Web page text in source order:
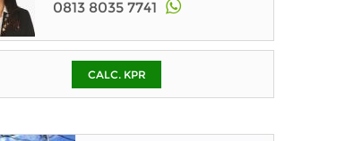
pada kotak-
0813 8035 7741
CALC. KPR